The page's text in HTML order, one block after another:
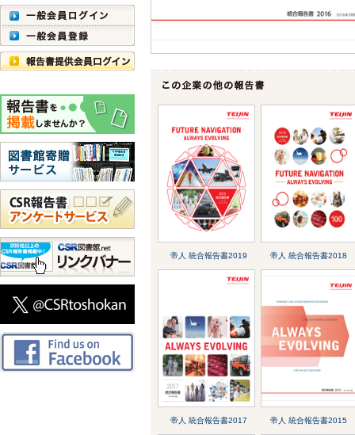
帝人 統合報告書2019 帝人 統合報告書2018
帝人 統合報告書2017 帝人 統合報告書2015